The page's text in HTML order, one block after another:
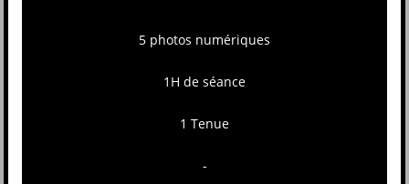
5 photos numériques
1H de séance
1 Tenue
-